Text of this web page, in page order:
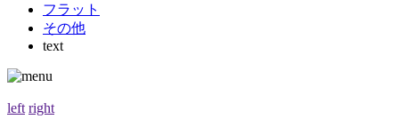
フラット
その他
text
left right